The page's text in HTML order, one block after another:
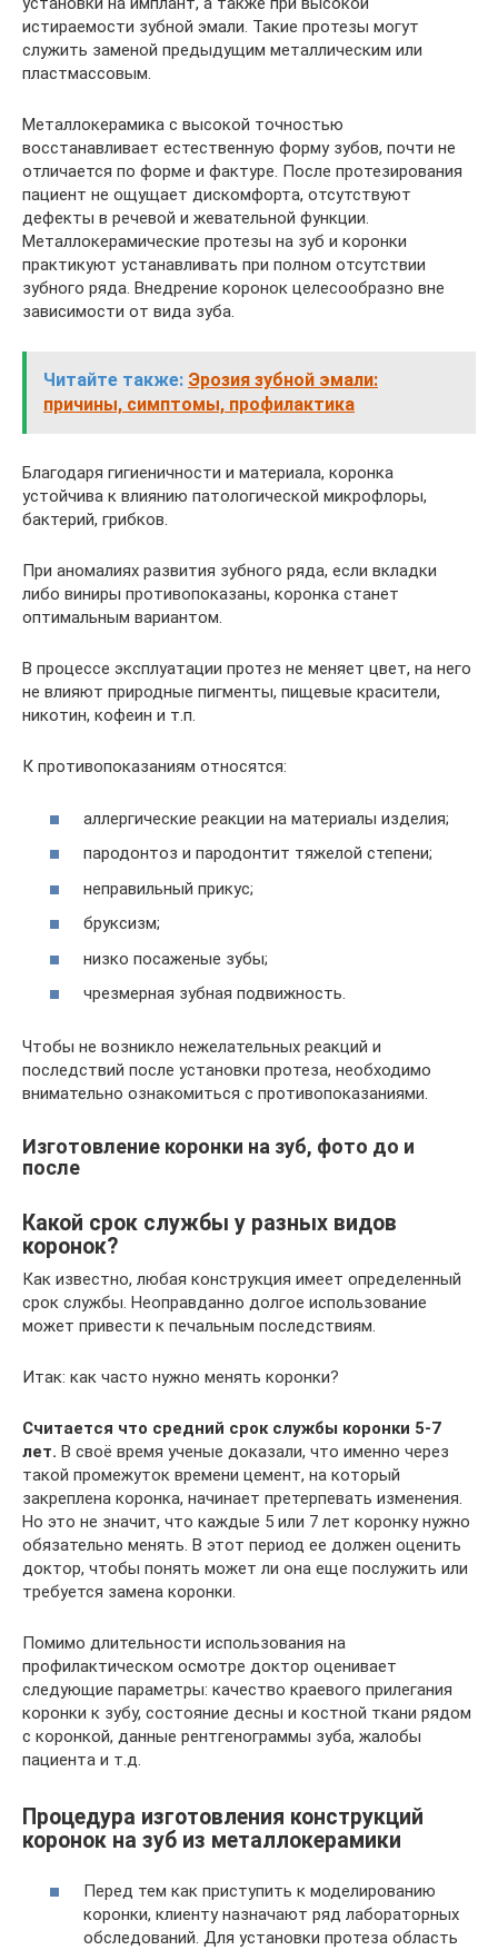
истираемости зубной эмали. Такие протезы могут
служить заменой предыдущим металлическим или
пластмассовым.
Металлокерамика с высокой точностью
восстанавливает естественную форму зубов, почти не
отличается по форме и фактуре. После протезирования
пациент не ощущает дискомфорта, отсутствуют
дефекты в речевой и жевательной функции.
Металлокерамические протезы на зуб и коронки
практикуют устанавливать при полном отсутствии
зубного ряда. Внедрение коронок целесообразно вне
зависимости от вида зуба.
Читайте также: Эрозия зубной эмали:
причины, симптомы, профилактика
Благодаря гигиеничности и материала, коронка
устойчива к влиянию патологической микрофлоры,
бактерий, грибков.
При аномалиях развития зубного ряда, если вкладки
либо виниры противопоказаны, коронка станет
оптимальным вариантом.
В процессе эксплуатации протез не меняет цвет, на него
не влияют природные пигменты, пищевые красители,
никотин, кофеин и т.п.
К противопоказаниям относятся:
аллергические реакции на материалы изделия;
пародонтоз и пародонтит тяжелой степени;
неправильный прикус;
бруксизм;
низко посаженые зубы;
чрезмерная зубная подвижность.
Чтобы не возникло нежелательных реакций и
последствий после установки протеза, необходимо
внимательно ознакомиться с противопоказаниями.
Изготовление коронки на зуб, фото до и
после
Какой срок службы у разных видов
коронок?
Как известно, любая конструкция имеет определенный
срок службы. Неоправданно долгое использование
может привести к печальным последствиям.
Итак: как часто нужно менять коронки?
Считается что средний срок службы коронки 5-7
лет. В своё время ученые доказали, что именно через
такой промежуток времени цемент, на который
закреплена коронка, начинает претерпевать изменения.
Но это не значит, что каждые 5 или 7 лет коронку нужно
обязательно менять. В этот период ее должен оценить
доктор, чтобы понять может ли она еще послужить или
требуется замена коронки.
Помимо длительности использования на
профилактическом осмотре доктор оценивает
следующие параметры: качество краевого прилегания
коронки к зубу, состояние десны и костной ткани рядом
с коронкой, данные рентгенограммы зуба, жалобы
пациента и т.д.
Процедура изготовления конструкций
коронок на зуб из металлокерамики
Перед тем как приступить к моделированию
коронки, клиенту назначают ряд лабораторных
обследований. Для установки протеза область